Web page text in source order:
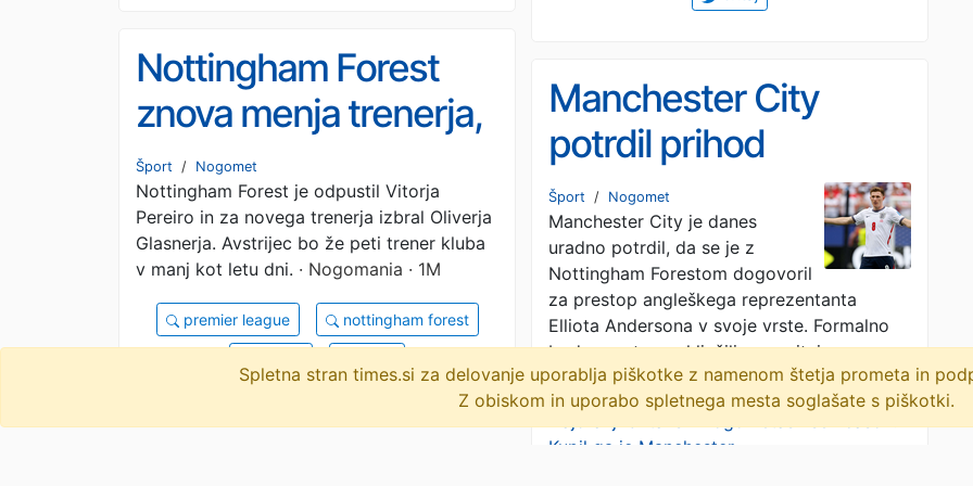
Nottingham Forest
znova menja trenerja,
kandidat številka ena
je Oliver Glasner
Šport / Nogomet
Nottingham Forest je odpustil Vitorja
Pereiro in za novega trenerja izbral Oliverja
Glasnerja. Avstrijec bo že peti trener kluba
v manj kot letu dni. · Nogomania · 1M
premier league nottingham forest
Manchester City
potrdil prihod
Andersona
Šport / Nogomet
Manchester City je danes
uradno potrdil, da se je z
Nottingham Forestom dogovoril
za prestop angleškega reprezentanta
Elliota Andersona v svoje vrste. Formalno
bodo prestop zaključili po vrnitvi zveznega
igralca …· Sportklub · 1M
Kupil ga je Manchester
Spletna stran times.si za delovanje uporablja piškotke z namenom štetja prometa in
Z obiskom in uporabo spletnega mesta soglašate s piškotki.